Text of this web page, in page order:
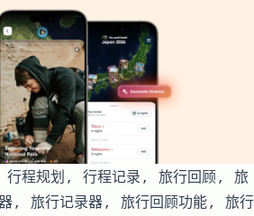
程规划, 行程记录, 旅行回顾, 旅
, 旅行记录器, 旅行回顾功能, 旅行